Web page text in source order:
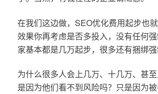
在我们这边做，SEO优化费用起步也
效果你再考虑是否多投入，没有任何
家基本都是几万起步，很多还有捆绑强
为什么很多人会上几万、十几万、甚至
是因为他们看不到风险吗？只是因为